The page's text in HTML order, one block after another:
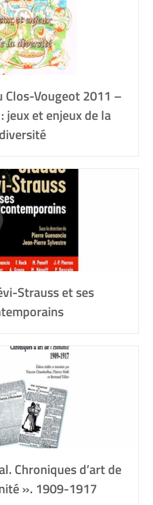
Clos-Vougeot 2011 –
jeux et enjeux de la
diversité
Strauss et ses
Chroniques d’art de
». 1909-1917